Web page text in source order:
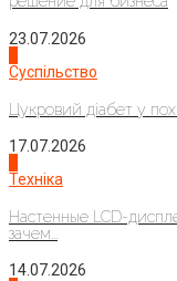
23.07.2026
Суспільство
Цукровий діабет у
17.07.2026
Техніка
Настенные LCD-
зачем...
14.07.2026